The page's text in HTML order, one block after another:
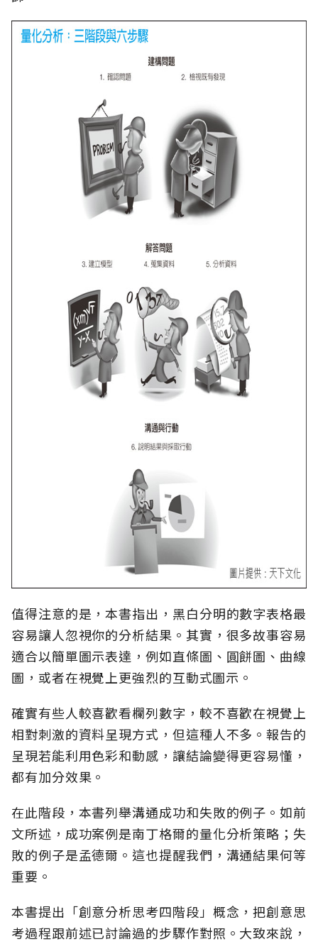
值得注意的是，本書指出，黑白分明的數字表格最
容易讓人忽視你的分析結果。其實，很多故事容易
適合以簡單圖示表達，例如直條圖、圓餅圖、曲線
圖，或者在視覺上更強烈的互動式圖示。
確實有些人較喜歡看欄列數字，較不喜歡在視覺上
相對刺激的資料呈現方式，但這種人不多。報告的
呈現若能利用色彩和動感，讓結論變得更容易懂，
都有加分效果。
在此階段，本書列舉溝通成功和失敗的例子。如前
文所述，成功案例是南丁格爾的量化分析策略；失
敗的例子是孟德爾。這也提醒我們，溝通結果何等
重要。
本書提出「創意分析思考四階段」概念，把創意思
考過程跟前述已討論過的步驟作對照。大致來說，